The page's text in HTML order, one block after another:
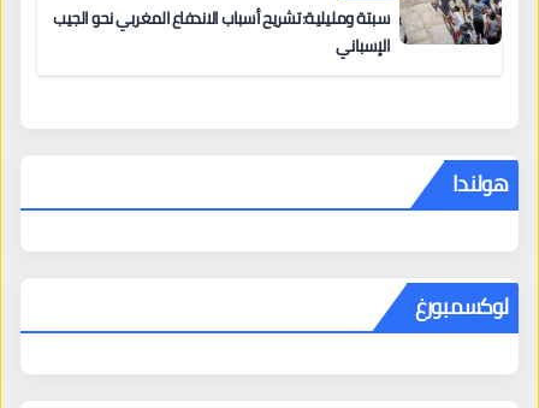
سبتة ومليلية: تشريح أسباب الاندفاع المغربي نحو الجيب
الإسباني
هولندا
لوكسمبورغ